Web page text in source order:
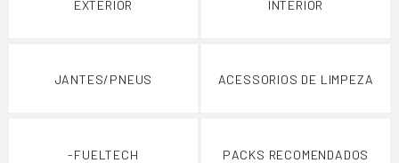
EXTERIOR INTERIOR
JANTES/PNEUS ACESSORIOS DE LIMPEZA
-FUELTECH PACKS RECOMENDADOS